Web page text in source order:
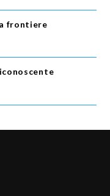
frontiere